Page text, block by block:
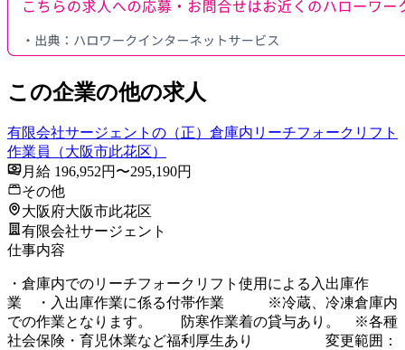
この企業の他の求人
有限会社サージェントの（正）倉庫内リーチフォークリフト
作業員（大阪市此花区）
月給 196,952円〜295,190円
その他
大阪府大阪市此花区
有限会社サージェント
仕事内容
・倉庫内でのリーチフォークリフト使用による入出庫作
業 ・入出庫作業に係る付帯作業 ※冷蔵、冷凍倉庫内
での作業となります。 防寒作業着の貸与あり。 ※各種
社会保険・育児休業など福利厚生あり 変更範囲：